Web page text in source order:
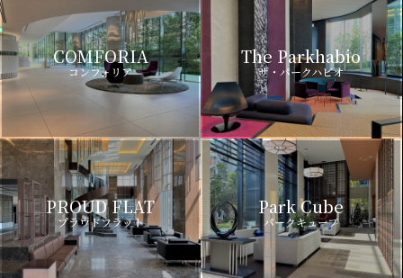
COMFORIA
コンフォリア
The Parkhabio
ザ・パークハビオ
PROUD FLAT
プラウドフラット
Park Cube
パークキューブ